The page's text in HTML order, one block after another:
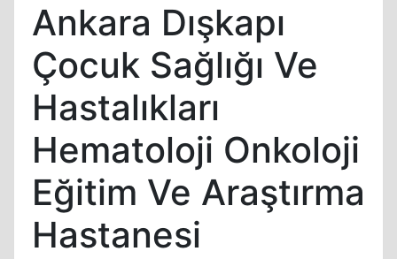
Ankara Dışkapı
Çocuk Sağlığı Ve
Hastalıkları
Hematoloji Onkoloji
Eğitim Ve Araştırma
Hastanesi